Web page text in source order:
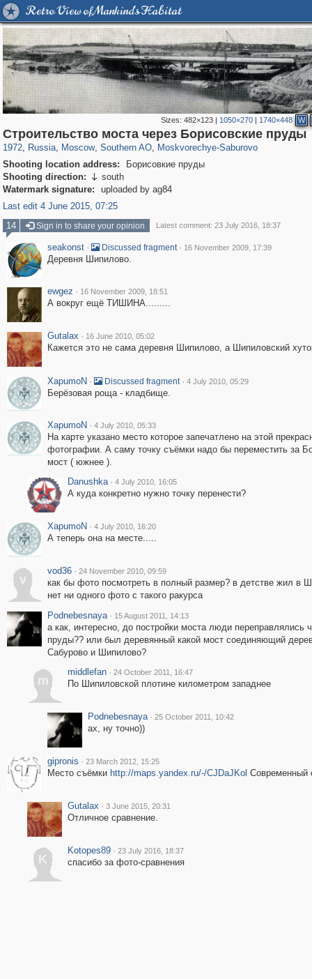
Retro View of Mankind's Habitat
Sizes:482×123 | 1050×270 | 1740×448 W
Строительство моста через Борисовские пруды
1972, Russia
1,407,406 29,248
, Moscow
319,882 8,286
, Southern AO
21,648 390
, Moskvorechye-Saburovo
981 2
Shooting location address:
Борисовкие пруды
Shooting direction:  south
Watermark signature:
uploaded by ag84
Last edit 4 June 2015, 07:25
14
Sign in to share your opinion Latest comment: 23 July 2016, 18:37
seakonst · Discussed fragment · 16 November 2009, 17:39
Деревня Шипилово.
ewgez · 16 November 2009, 18:51
А вокруг ещё ТИШИНА.........
Gutalax · 16 June 2010, 05:02
Кажется это не сама деревня Шипилово, а Шипиловский
XapumoN · Discussed fragment · 4 July 2010, 05:29
Берёзовая роща - кладбище.
XapumoN · 4 July 2010, 05:33
На карте указано место которое запечатлено на этой
фотографии. А саму точку съёмки надо бы переместить за
мост ( южнее ).
Danushka · 4 July 2010, 16:05
А куда конкретно нужно точку перенести?
XapumoN · 4 July 2010, 16:20
А теперь она на месте.....
v
vod36 · 24 November 2010, 09:59
как бы фото посмотреть в полный размер? в детстве жил в
нет ни одного фото с такого ракурса
Podnebesnaya · 15 August 2011, 14:13
а как, интересно, до постройки моста люди переправлялись
пруды?? или был деревянный какой мост соединяющий
Сабурово и Шипилово?
m
middlefan · 24 October 2011, 16:47
По Шипиловской плотине километром западнее
Podnebesnaya · 25 October 2011, 10:42
ах, ну точно))
gipronis · 23 March 2012, 15:25
Место съёмки http://maps.yandex.ru/-/CJDaJKol Современный
Gutalax · 3 June 2015, 20:31
Отличное сравнение.
K
Kotopes89 · 23 July 2016, 18:37
спасибо за фото-сравнения